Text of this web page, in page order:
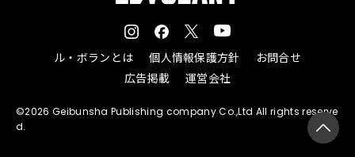
ル・ボランとは 個人情報保護方針
お問合せ
広告掲載
運営会社
©2026 Geibunsha Publishing company Co.,Ltd All rights reserve
d.